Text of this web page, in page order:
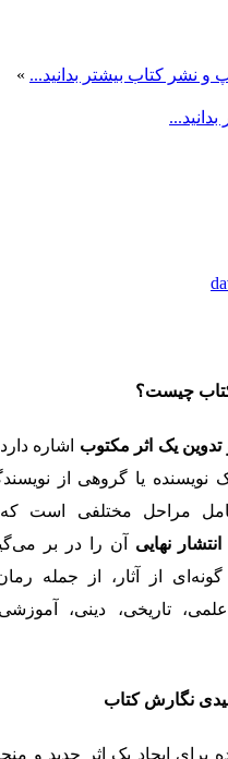
و نشر کتاب بیشتر بدانید... »
چیست؟
یک اثر مکتوب اشاره
نویسنده یا گروهی از
مراحل مختلفی است
انتشار نهایی آن را در بر
از آثار، از جمله
تاریخی، دینی،
نگارش کتاب
برای ایجاد یک اثر جدید و